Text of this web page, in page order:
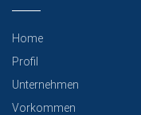
Home
Profil
Unternehmen
Vorkommen